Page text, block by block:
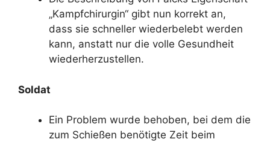
„Kampfchirurgin“ gibt nun korrekt an,
dass sie schneller wiederbelebt werden
kann, anstatt nur die volle Gesundheit
wiederherzustellen.
Soldat
Ein Problem wurde behoben, bei dem die
zum Schießen benötigte Zeit beim